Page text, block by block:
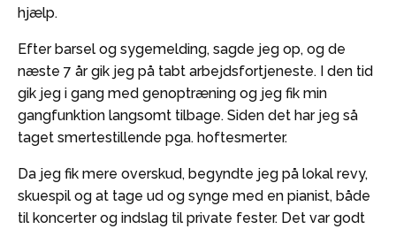
hjælp.
Efter barsel og sygemelding, sagde jeg op, og de
næste 7 år gik jeg på tabt arbejdsfortjeneste. I den tid
gik jeg i gang med genoptræning og jeg fik min
gangfunktion langsomt tilbage. Siden det har jeg så
taget smertestillende pga. hoftesmerter.
Da jeg fik mere overskud, begyndte jeg på lokal revy,
skuespil og at tage ud og synge med en pianist, både
til koncerter og indslag til private fester. Det var godt